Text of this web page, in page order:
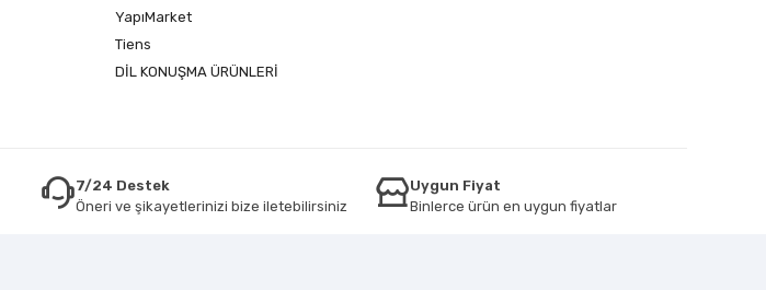
YapıMarket
Tiens
DİL KONUŞMA ÜRÜNLERİ
7/24 Destek
Öneri ve şikayetlerinizi bize iletebilirsiniz
Uygun Fiyat
Binlerce ürün en uygun fiyatlar